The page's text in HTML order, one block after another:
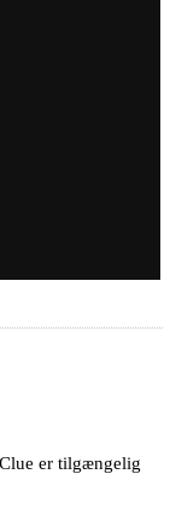
er tilgængelig